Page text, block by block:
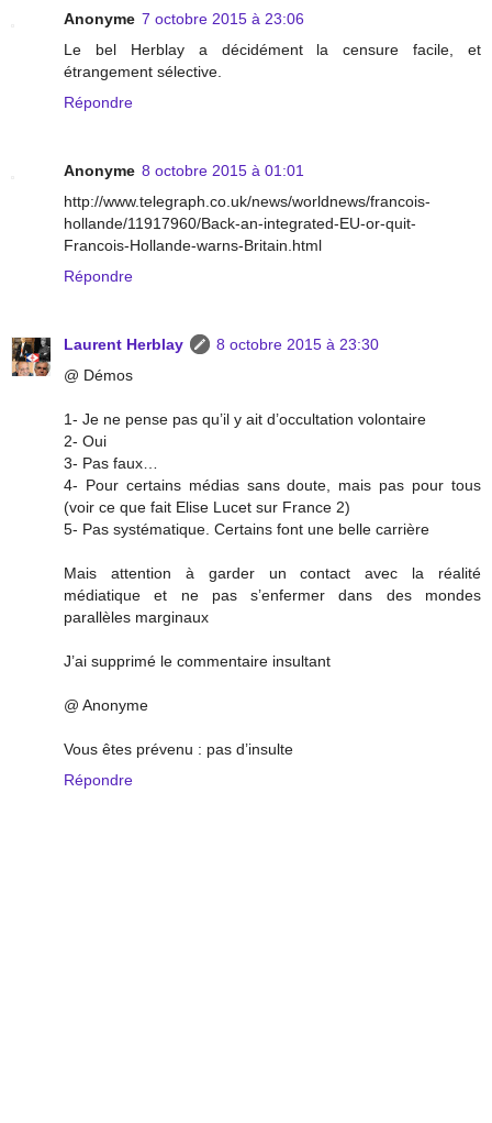
Anonyme 7 octobre 2015 à 23:06
Le bel Herblay a décidément la censure facile, et
étrangement sélective.
Répondre
Anonyme 8 octobre 2015 à 01:01
http://www.telegraph.co.uk/news/worldnews/francois-
hollande/11917960/Back-an-integrated-EU-or-quit-
Francois-Hollande-warns-Britain.html
Répondre
Laurent Herblay
8 octobre 2015 à 23:30
@ Démos
1- Je ne pense pas qu’il y ait d’occultation volontaire
2- Oui
3- Pas faux…
4- Pour certains médias sans doute, mais pas pour tous
(voir ce que fait Elise Lucet sur France 2)
5- Pas systématique. Certains font une belle carrière
Mais attention à garder un contact avec la réalité
médiatique et ne pas s’enfermer dans des mondes
parallèles marginaux
J’ai supprimé le commentaire insultant
@ Anonyme
Vous êtes prévenu : pas d’insulte
Répondre